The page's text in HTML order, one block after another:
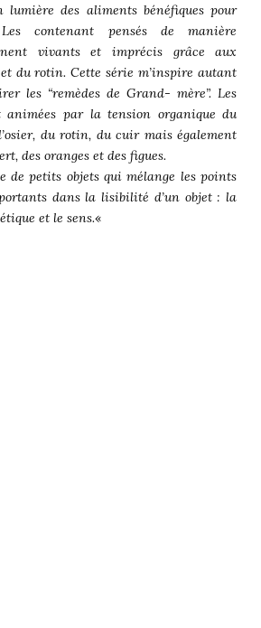
lumière des aliments bénéfiques pour
contenant pensés de manière
vivants et imprécis grâce aux
du rotin. Cette série m’inspire autant
les “remèdes de Grand- mère”. Les
animées par la tension organique du
du rotin, du cuir mais également
des oranges et des figues.
de petits objets qui mélange les points
dans la lisibilité d’un objet : la
et le sens.«